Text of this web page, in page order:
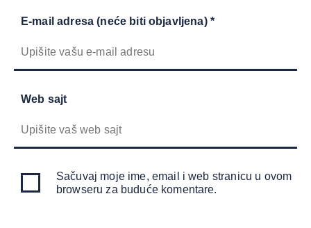
E-mail adresa (neće biti objavljena) *
Web sajt
Sačuvaj moje ime, email i web stranicu u ovom
browseru za buduće komentare.